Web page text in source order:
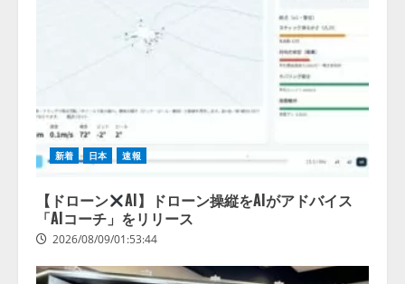
新着 日本 速報
【ドローン
AI】ドローン操縦をAIがアドバイス
「AIコーチ」をリリース
2026/08/09/01:53:44